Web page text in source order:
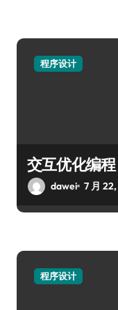
程序设计
交互优化编程
dawei 7 月
程序设计